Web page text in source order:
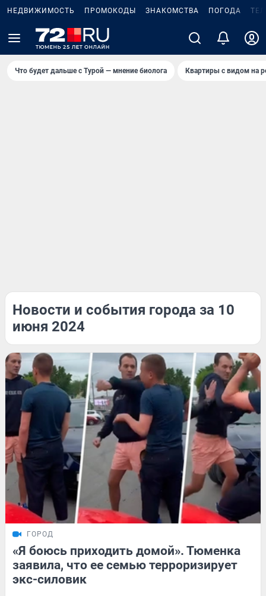
НЕДВИЖИМОСТЬ ПРОМОКОДЫ ЗНАКОМСТВА ПОГОДА
Что будет дальше с Турой — мнение биолога Квартиры с видом на
Новости и события города за 10
июня 2024
ГОРОД
«Я боюсь приходить домой». Тюменка
заявила, что ее семью терроризирует
экс-силовик